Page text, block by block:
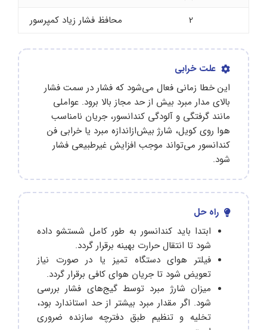
2
محافظ فشار زیاد کمپرسور
علت خرابی
این خطا زمانی فعال می‌شود که فشار در سمت فشار
بالای مدار مبرد بیش از حد مجاز بالا برود. عواملی
مانند گرفتگی و آلودگی کندانسور، جریان نامناسب
هوا روی کویل، شارژ بیش‌ازاندازه مبرد یا خرابی فن
کندانسور می‌تواند موجب افزایش غیرطبیعی فشار
شود.
راه حل
ابتدا باید کندانسور به‌ طور کامل شستشو داده
شود تا انتقال حرارت بهینه برقرار گردد.
فیلتر هوای دستگاه تمیز یا در صورت نیاز
تعویض شود تا جریان هوای کافی برقرار گردد.
میزان شارژ مبرد توسط گیج‌های فشار بررسی
شود. اگر مقدار مبرد بیشتر از حد استاندارد بود،
تخلیه و تنظیم طبق دفترچه سازنده ضروری